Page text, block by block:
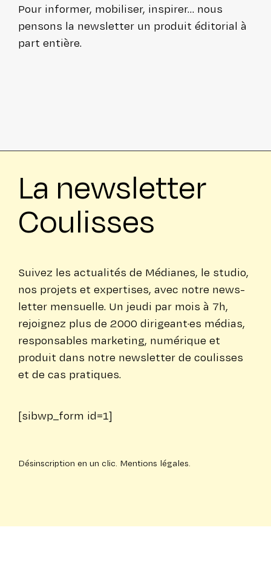
Pour informer, mobiliser, inspirer… nous
pensons la news­let­ter un produit éditorial à
part entière.
La news­let­ter
Coulisses
Suivez les actua­li­tés de Médianes, le studio,
nos projets et exper­tises, avec notre news­
let­ter mensuelle. Un jeudi par mois à 7h,
rejoignez plus de 2000 dirigeant·es médias,
res­pon­sables marketing, numérique et
produit dans notre news­let­ter de coulisses
et de cas pratiques.
[sibwp_form id=1]
Dés­ins­crip­tion en un clic. Mentions légales.